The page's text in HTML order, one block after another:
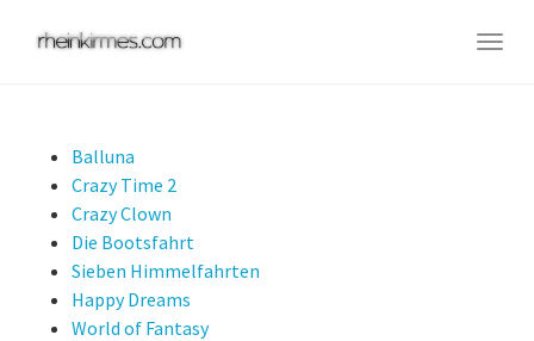
Balluna
Crazy Time 2
Crazy Clown
Die Bootsfahrt
Sieben Himmelfahrten
Happy Dreams
World of Fantasy